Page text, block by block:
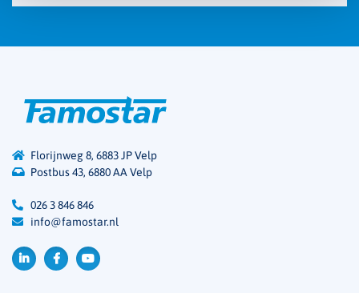
Florijnweg 8, 6883 JP Velp
Postbus 43, 6880 AA Velp
026 3 846 846
info@famostar.nl